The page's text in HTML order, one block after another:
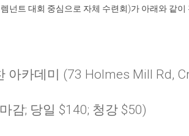
넌트 대회 중심으로 자체 수련회)가 아래와 같이
아카데미 (73 Holmes Mill Rd,
감; 당일 $140; 청강 $50)